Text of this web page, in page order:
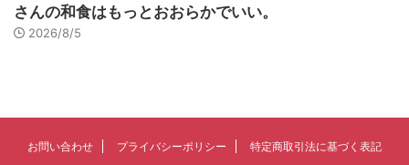
さんの和食はもっとおおらかでいい。
2026/8/5
お問い合わせ プライバシーポリシー 特定商取引法に基づく表記